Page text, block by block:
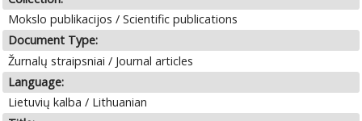
Mokslo publikacijos / Scientific publications
Document Type:
Žurnalų straipsniai / Journal articles
Language:
Lietuvių kalba / Lithuanian